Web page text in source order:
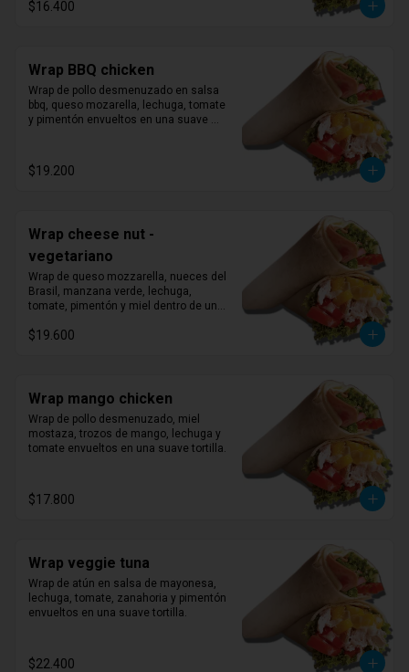
$16.400
Wrap BBQ chicken
Wrap de pollo desmenuzado en salsa
bbq, queso mozarella, lechuga, tomate
y pimentón envueltos en una suave
$19.200
Wrap cheese nut -
vegetariano
Wrap de queso mozzarella, nueces del
Brasil, manzana verde, lechuga,
tomate, pimentón y miel dentro de una
$19.600
Wrap mango chicken
Wrap de pollo desmenuzado, miel
mostaza, trozos de mango, lechuga y
tomate envueltos en una suave tortilla.
$17.800
Wrap veggie tuna
Wrap de atún en salsa de mayonesa,
lechuga, tomate, zanahoria y pimentón
envueltos en una suave tortilla.
$22.400